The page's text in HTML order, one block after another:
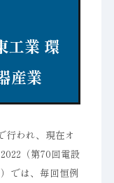
工業 環
産業
行われ、現在オ
（第70回電設
では、毎回恒例